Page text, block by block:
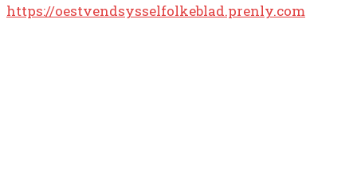
https://oestvendsysselfolkeblad.prenly.com